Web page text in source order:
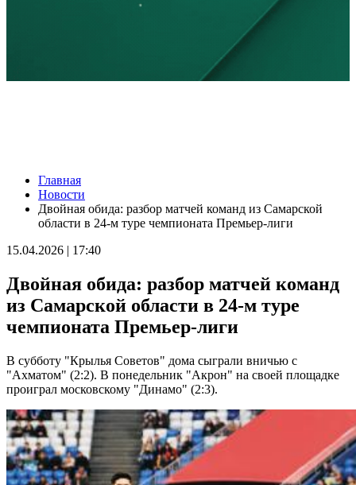
Самарцам покажут фильм о жизни и трагической гибели
Ивана Блока
08.08.2026 | 12:52
Стали известны подробности столкновения катера и лодки в
08.08.2026 | 12:31
регион
08.08.2026 | 12:29
Водитель "Мазды" сбил женщину на улице Подшипниковой в
Самаре
Ударила собутыльника: на тольяттинку завели "уголовку"
08.08.2026 | 11:40
В Самаре ветераны СВО сыграли в пляжный волейбол с
молодежью
08.08.2026 | 11:20
В Самаре со дна Волги подняли тело утонувшего мужчины
08.08.2026 | 11:15
Вячеслав Федорищев поздравил жителей Самарской области с
Днем физкультурника
08.08.2026 | 11:05
Главная
Новости
Двойная обида: разбор матчей команд из Самарской
области в 24-м туре чемпионата Премьер-лиги
15.04.2026 | 17:40
Двойная обида: разбор матчей команд
из Самарской области в 24-м туре
чемпионата Премьер-лиги
В субботу "Крылья Советов" дома сыграли вничью с
"Ахматом" (2:2). В понедельник "Акрон" на своей площадке
проиграл московскому "Динамо" (2:3).